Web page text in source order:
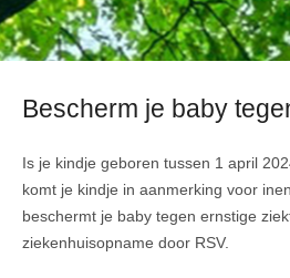
Bescherm je baby
Is je kindje geboren tussen 1 april
komt je kindje in aanmerking voor
beschermt je baby tegen ernstige
ziekenhuisopname door RSV.